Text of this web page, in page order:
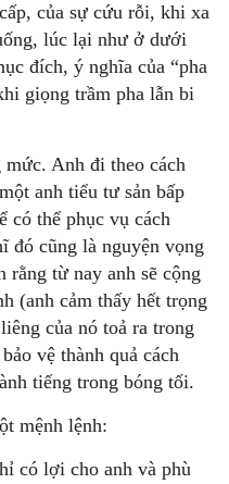
của sự cứu rỗi, khi xa
lúc lại như ở dưới
đích, ý nghĩa của “pha
giọng trầm pha lẫn bi
mức. Anh đi theo cách
anh tiểu tư sản bấp
có thể phục vụ cách
đó cũng là nguyện vọng
rằng từ nay anh sẽ cộng
(anh cảm thấy hết trọng
của nó toả ra trong
vệ thành quả cách
tiếng trong bóng tối.
mệnh lệnh:
có lợi cho anh và phù